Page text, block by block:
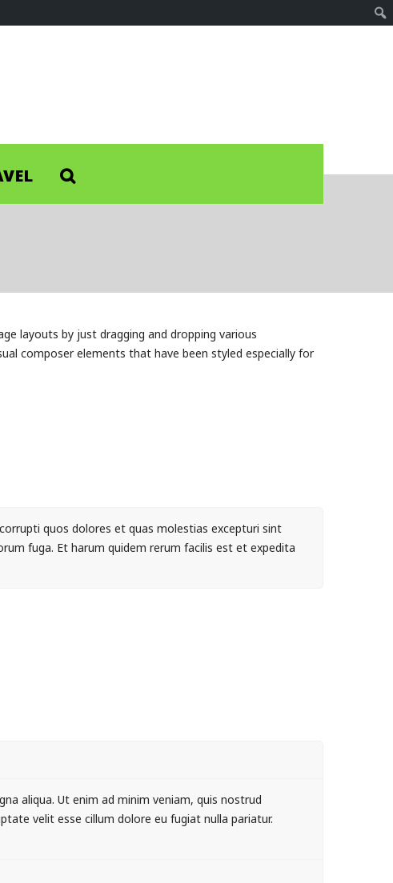
layouts by just dragging and dropping various
composer elements that have been styled especially for
quos dolores et quas molestias excepturi sint
fuga. Et harum quidem rerum facilis est et expedita
aliqua. Ut enim ad minim veniam, quis nostrud
velit esse cillum dolore eu fugiat nulla pariatur.